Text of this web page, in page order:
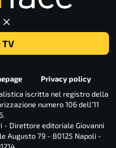
Privacy policy
iscritta nel registro della
numero 106 dell’11
- Direttore editoriale Giovanni
Augusto 79 - 80125 Napoli -